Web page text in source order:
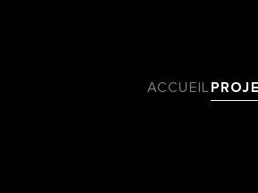
ACCUEIL